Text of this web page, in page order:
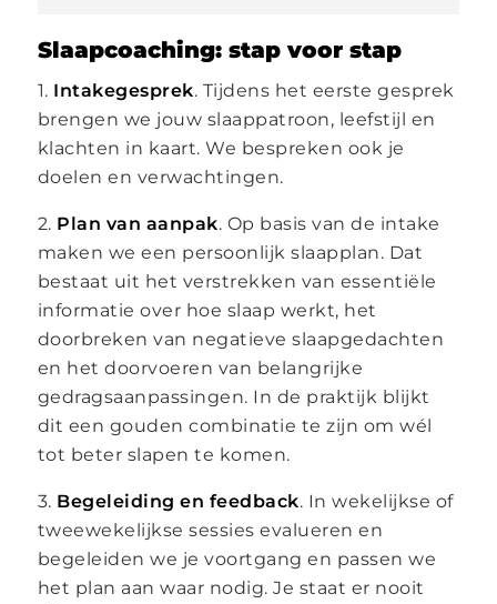
Slaapcoaching: stap voor stap
1. Intakegesprek. Tijdens het eerste gesprek
brengen we jouw slaappatroon, leefstijl en
klachten in kaart. We bespreken ook je
doelen en verwachtingen.
2. Plan van aanpak. Op basis van de intake
maken we een persoonlijk slaapplan. Dat
bestaat uit het verstrekken van essentiële
informatie over hoe slaap werkt, het
doorbreken van negatieve slaapgedachten
en het doorvoeren van belangrijke
gedragsaanpassingen. In de praktijk blijkt
dit een gouden combinatie te zijn om wél
tot beter slapen te komen.
3. Begeleiding en feedback. In wekelijkse of
tweewekelijkse sessies evalueren en
begeleiden we je voortgang en passen we
het plan aan waar nodig. Je staat er nooit